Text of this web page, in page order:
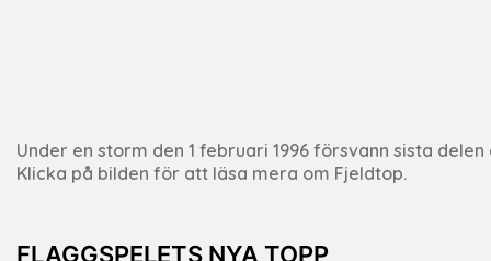
Under en storm den 1 februari 1996 försvann sista
Klicka på bilden för att läsa mera om Fjeldtop.
FLAGGSPELETS NYA TOPP